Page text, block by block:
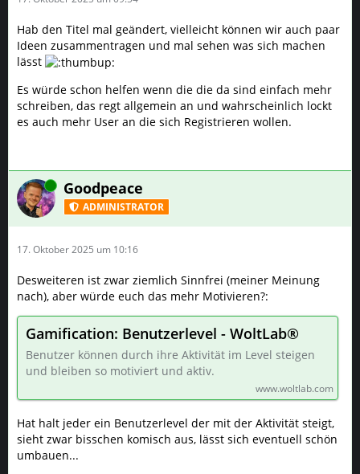
Hab den Titel mal geändert, vielleicht können wir auch paar
Ideen zusammentragen und mal sehen was sich machen
lässt
Es würde schon helfen wenn die die da sind einfach mehr
schreiben, das regt allgemein an und wahrscheinlich lockt
es auch mehr User an die sich Registrieren wollen.
Online Goodpeace
ADMINISTRATOR
17. Oktober 2025 um 10:16
Desweiteren ist zwar ziemlich Sinnfrei (meiner Meinung
nach), aber würde euch das mehr Motivieren?:
Gamification: Benutzerlevel - WoltLab®
Benutzer können durch ihre Aktivität im Level steigen
und bleiben so motiviert und aktiv.
www.woltlab.com
Hat halt jeder ein Benutzerlevel der mit der Aktivität steigt,
sieht zwar bisschen komisch aus, lässt sich eventuell schön
umbauen...